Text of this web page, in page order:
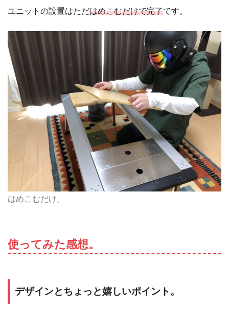
ユニットの設置はただはめこむだけで完了です。
はめこむだけ。
使ってみた感想。
デザインとちょっと嬉しいポイント。